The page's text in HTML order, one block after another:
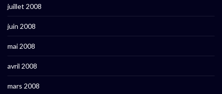
juillet 2008
juin 2008
mai 2008
avril 2008
mars 2008